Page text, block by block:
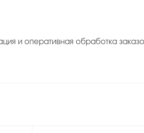
и оперативная обработка